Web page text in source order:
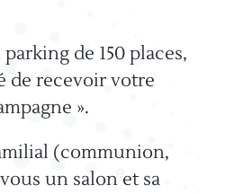
de 150 places,
de recevoir votre
».
(communion,
un salon et sa